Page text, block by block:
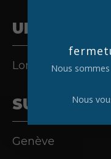
UK
London
SUISSE
Genève
Nous
Nous